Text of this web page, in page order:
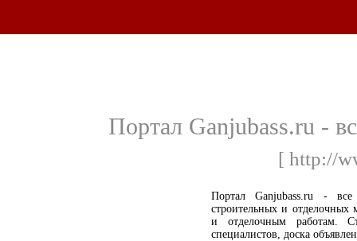
Портал Ganjubass.ru -
[ http://
Портал Ganjubass.ru - все
строительных и
и отделочным работам.
специалистов, доска